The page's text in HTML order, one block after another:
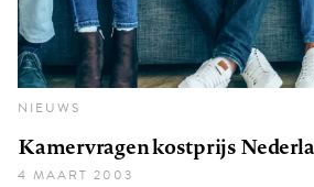
NIEUWS
Kamervragen kostprijs
4 MAART 2003